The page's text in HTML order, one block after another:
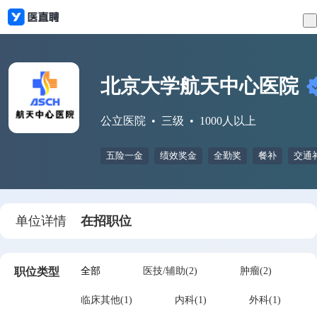
北京大学航天中心医院
公立医院 三级 1000人以上
五险一金 绩效奖金 全勤奖 餐补 交通
单位详情 在招职位
职位类型 全部 医技/辅助(2) 肿瘤(2)
临床其他(1) 内科(1) 外科(1)